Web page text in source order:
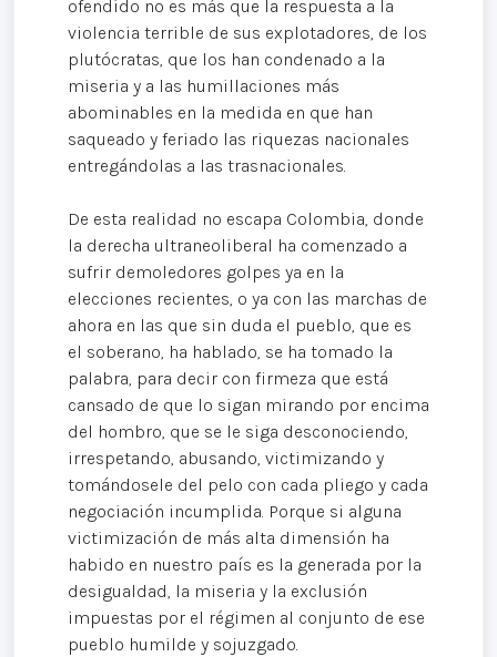
ofendido no es más que la respuesta a la
violencia terrible de sus explotadores, de los
plutócratas, que los han condenado a la
miseria y a las humillaciones más
abominables en la medida en que han
saqueado y feriado las riquezas nacionales
entregándolas a las trasnacionales.
De esta realidad no escapa Colombia, donde
la derecha ultraneoliberal ha comenzado a
sufrir demoledores golpes ya en la
elecciones recientes, o ya con las marchas de
ahora en las que sin duda el pueblo, que es
el soberano, ha hablado, se ha tomado la
palabra, para decir con firmeza que está
cansado de que lo sigan mirando por encima
del hombro, que se le siga desconociendo,
irrespetando, abusando, victimizando y
tomándosele del pelo con cada pliego y cada
negociación incumplida. Porque si alguna
victimización de más alta dimensión ha
habido en nuestro país es la generada por la
desigualdad, la miseria y la exclusión
impuestas por el régimen al conjunto de ese
pueblo humilde y sojuzgado.